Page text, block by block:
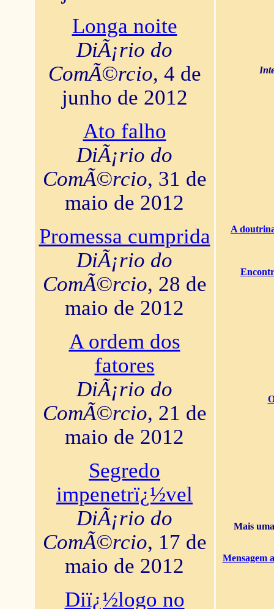
Longa noite
DiÃ¡rio do
ComÃ©rcio, 4 de
junho de 2012
Ato falho
DiÃ¡rio do
ComÃ©rcio, 31 de
maio de 2012
Promessa cumprida
DiÃ¡rio do
ComÃ©rcio, 28 de
maio de 2012
A ordem dos
fatores
DiÃ¡rio do
ComÃ©rcio, 21 de
maio de 2012
Segredo
impenetrï¿½vel
DiÃ¡rio do
ComÃ©rcio, 17 de
maio de 2012
Diï¿½logo no
A
Mais
Mensagem